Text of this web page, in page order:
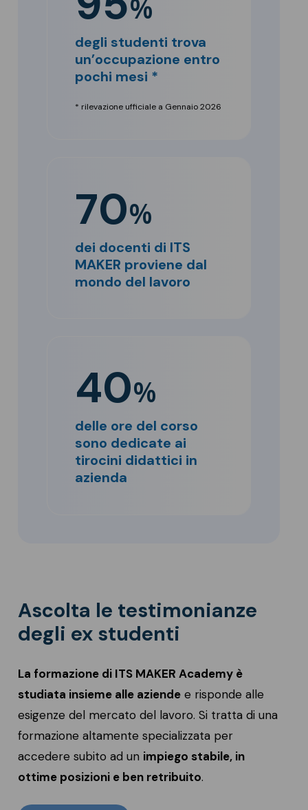
%
degli studenti trova
un’occupazione entro
pochi mesi *
* rilevazione ufficiale a Gennaio 2026
70%
dei docenti di ITS
MAKER proviene dal
mondo del lavoro
40%
delle ore del corso
sono dedicate ai
tirocini didattici in
azienda
Ascolta le testimonianze
degli ex studenti
La formazione di ITS MAKER Academy è
studiata insieme alle aziende e risponde alle
esigenze del mercato del lavoro. Si tratta di una
formazione altamente specializzata per
accedere subito ad un impiego stabile, in
ottime posizioni e ben retribuito.